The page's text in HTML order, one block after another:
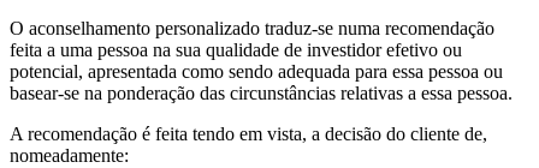
O aconselhamento personalizado traduz-se numa recomendação
feita a uma pessoa na sua qualidade de investidor efetivo ou
potencial, apresentada como sendo adequada para essa pessoa ou
basear-se na ponderação das circunstâncias relativas a essa pessoa.
A recomendação é feita tendo em vista, a decisão do cliente de,
nomeadamente: